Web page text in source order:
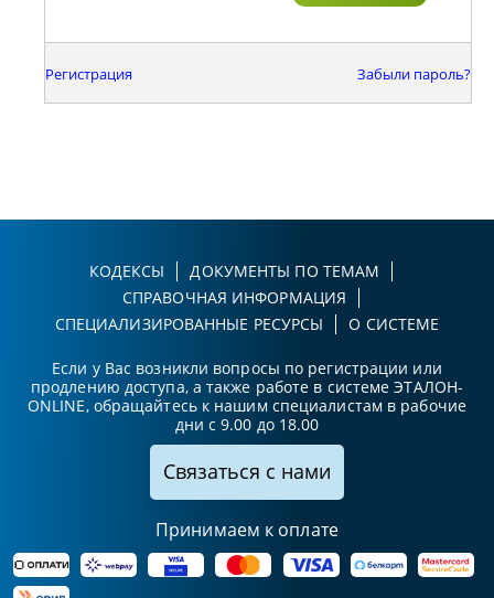
Регистрация Забыли пароль?
КОДЕКСЫ
ДОКУМЕНТЫ ПО ТЕМАМ
СПРАВОЧНАЯ ИНФОРМАЦИЯ
СПЕЦИАЛИЗИРОВАННЫЕ РЕСУРСЫ
О СИСТЕМЕ
Если у Вас возникли вопросы по регистрации или
продлению доступа, а также работе в системе ЭТАЛОН-
ONLINE, обращайтесь к нашим специалистам в рабочие
дни с 9.00 до 18.00
Связаться с нами
Принимаем к оплате